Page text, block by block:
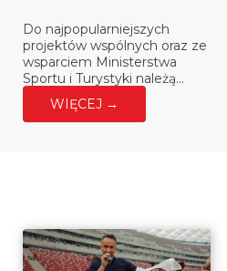
Do najpopularniejszych
projektów wspólnych oraz ze
wsparciem Ministerstwa
Sportu i Turystyki należą…
WIĘCEJ →